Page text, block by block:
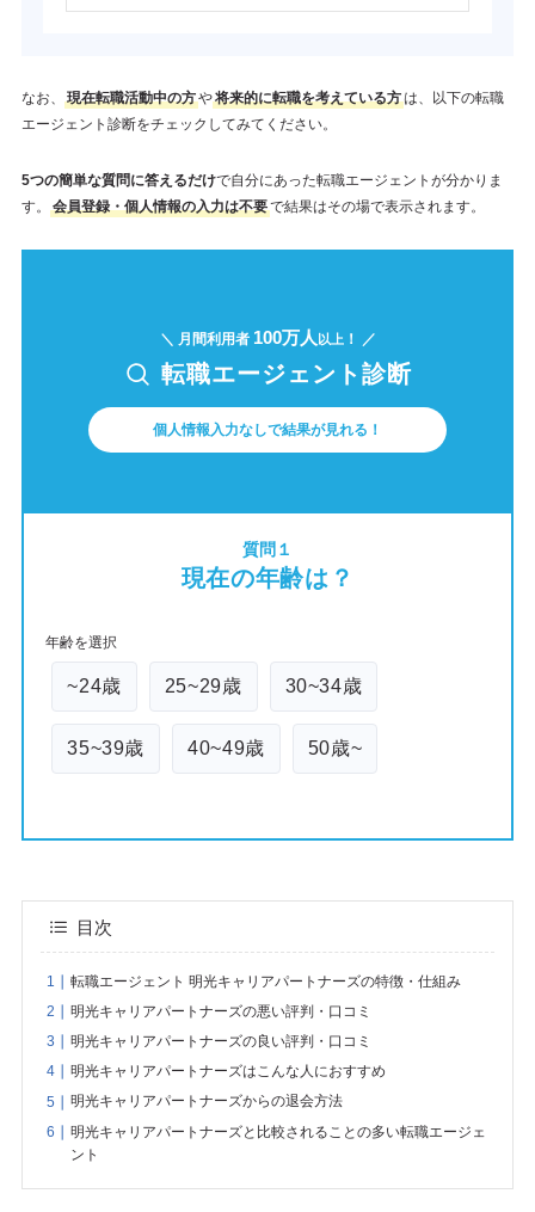
なお、 現在転職活動中の方や将来的に転職を考えている方は、以下の転職
エージェント診断をチェックしてみてください。
5つの簡単な質問に答えるだけで自分にあった転職エージェントが分かりま
す。
会員登録・個人情報の入力は不要で結果はその場で表示されます。
＼ 月間利用者 100万人 以上！ ／
転職エージェント診断
個人情報入力なしで結果が見れる！
質問１
現在の年齢は？
年齢を選択
~24歳 25~29歳 30~34歳
35~39歳 40~49歳 50歳~
目次
転職エージェント 明光キャリアパートナーズの特徴・仕組み
明光キャリアパートナーズの悪い評判・口コミ
明光キャリアパートナーズの良い評判・口コミ
明光キャリアパートナーズはこんな人におすすめ
明光キャリアパートナーズからの退会方法
明光キャリアパートナーズと比較されることの多い転職エージェ
ント